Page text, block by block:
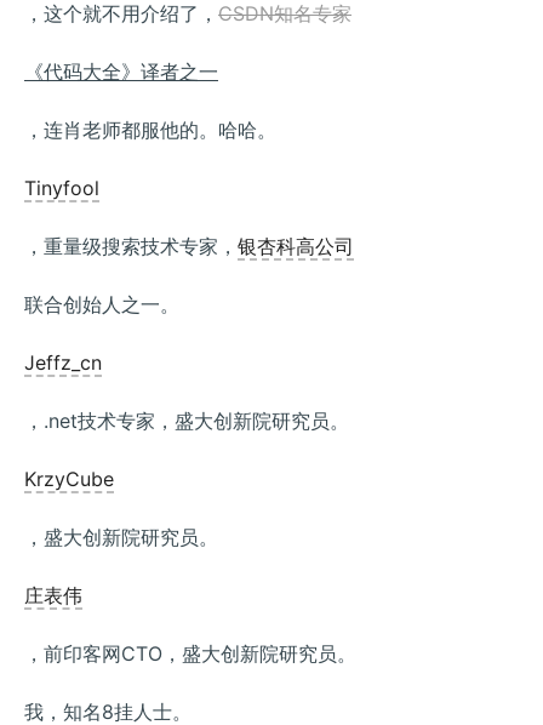
，这个就不用介绍了， CSDN知名专家
《代码大全》译者之一
，连肖老师都服他的。哈哈。
Tinyfool
，重量级搜索技术专家， 银杏科高公司
联合创始人之一。
Jeffz_cn
，.net技术专家，盛大创新院研究员。
KrzyCube
，盛大创新院研究员。
庄表伟
，前印客网CTO，盛大创新院研究员。
我，知名8挂人士。